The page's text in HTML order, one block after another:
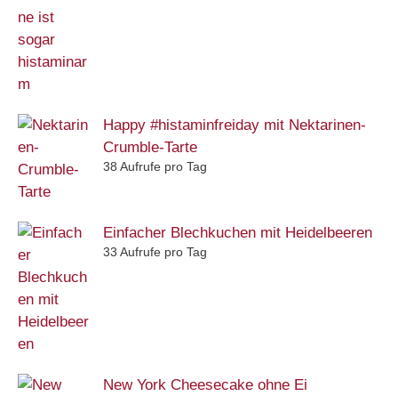
Happy #histaminfreiday mit Nektarinen-
Crumble-Tarte
38 Aufrufe pro Tag
Einfacher Blechkuchen mit Heidelbeeren
33 Aufrufe pro Tag
New York Cheesecake ohne Ei